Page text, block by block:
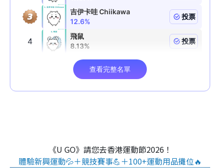
《U GO》請您去香港運動節2026！
體驗新興運動💦＋競技賽事💪＋100+運動用品攤位🔥